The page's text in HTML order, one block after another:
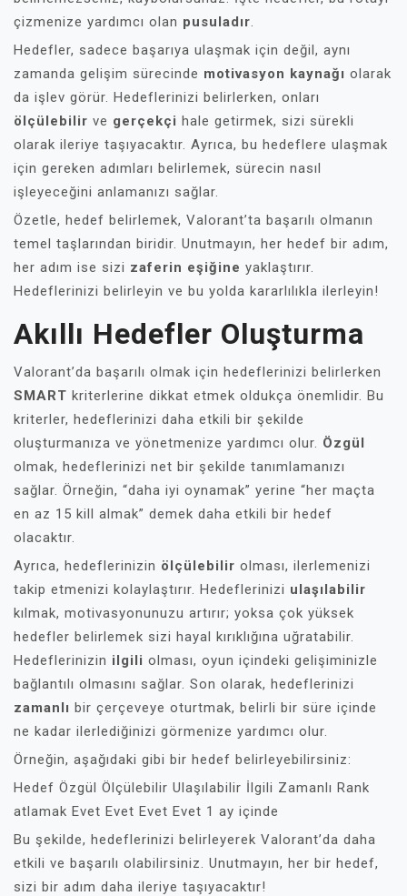
çizmenize yardımcı olan pusuladır.
Hedefler, sadece başarıya ulaşmak için değil, aynı
zamanda gelişim sürecinde motivasyon kaynağı olarak
da işlev görür. Hedeflerinizi belirlerken, onları
ölçülebilir ve gerçekçi hale getirmek, sizi sürekli
olarak ileriye taşıyacaktır. Ayrıca, bu hedeflere ulaşmak
için gereken adımları belirlemek, sürecin nasıl
işleyeceğini anlamanızı sağlar.
Özetle, hedef belirlemek, Valorant’ta başarılı olmanın
temel taşlarından biridir. Unutmayın, her hedef bir adım,
her adım ise sizi zaferin eşiğine yaklaştırır.
Hedeflerinizi belirleyin ve bu yolda kararlılıkla ilerleyin!
Akıllı Hedefler Oluşturma
Valorant’da başarılı olmak için hedeflerinizi belirlerken
SMART kriterlerine dikkat etmek oldukça önemlidir. Bu
kriterler, hedeflerinizi daha etkili bir şekilde
oluşturmanıza ve yönetmenize yardımcı olur. Özgül
olmak, hedeflerinizi net bir şekilde tanımlamanızı
sağlar. Örneğin, “daha iyi oynamak” yerine “her maçta
en az 15 kill almak” demek daha etkili bir hedef
olacaktır.
Ayrıca, hedeflerinizin ölçülebilir olması, ilerlemenizi
takip etmenizi kolaylaştırır. Hedeflerinizi ulaşılabilir
kılmak, motivasyonunuzu artırır; yoksa çok yüksek
hedefler belirlemek sizi hayal kırıklığına uğratabilir.
Hedeflerinizin ilgili olması, oyun içindeki gelişiminizle
bağlantılı olmasını sağlar. Son olarak, hedeflerinizi
zamanlı bir çerçeveye oturtmak, belirli bir süre içinde
ne kadar ilerlediğinizi görmenize yardımcı olur.
Örneğin, aşağıdaki gibi bir hedef belirleyebilirsiniz:
Hedef Özgül Ölçülebilir Ulaşılabilir İlgili Zamanlı Rank
atlamak Evet Evet Evet Evet 1 ay içinde
Bu şekilde, hedeflerinizi belirleyerek Valorant’da daha
etkili ve başarılı olabilirsiniz. Unutmayın, her bir hedef,
sizi bir adım daha ileriye taşıyacaktır!